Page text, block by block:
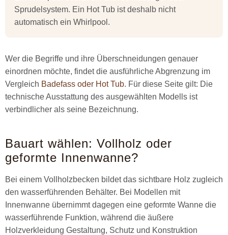
Sprudelsystem. Ein Hot Tub ist deshalb nicht
automatisch ein Whirlpool.
Wer die Begriffe und ihre Überschneidungen genauer
einordnen möchte, findet die ausführliche Abgrenzung im
Vergleich Badefass oder Hot Tub. Für diese Seite gilt: Die
technische Ausstattung des ausgewählten Modells ist
verbindlicher als seine Bezeichnung.
Bauart wählen: Vollholz oder
geformte Innenwanne?
Bei einem Vollholzbecken bildet das sichtbare Holz zugleich
den wasserführenden Behälter. Bei Modellen mit
Innenwanne übernimmt dagegen eine geformte Wanne die
wasserführende Funktion, während die äußere
Holzverkleidung Gestaltung, Schutz und Konstruktion